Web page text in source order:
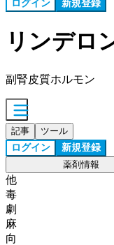
ログイン 新規登録
リンデロ
副腎皮質ホルモン
記事 ツール
ログイン 新規登録
薬剤情報
他
毒
劇
麻
向